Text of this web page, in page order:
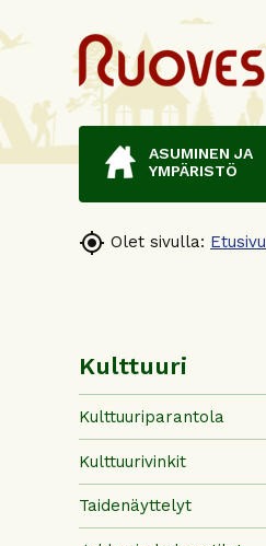
ASUMINEN JA
YMPÄRISTÖ
 Olet sivulla: Etusivu
Kulttuuri
Kulttuuriparantola
Kulttuurivinkit
Taidenäyttelyt